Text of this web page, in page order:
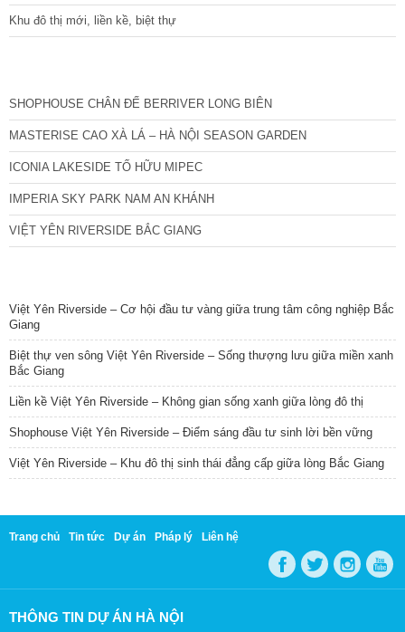
Khu đô thị mới, liền kề, biệt thự
SHOPHOUSE CHÂN ĐẾ BERRIVER LONG BIÊN
MASTERISE CAO XÀ LÁ – HÀ NỘI SEASON GARDEN
ICONIA LAKESIDE TỐ HỮU MIPEC
IMPERIA SKY PARK NAM AN KHÁNH
VIỆT YÊN RIVERSIDE BẮC GIANG
Việt Yên Riverside – Cơ hội đầu tư vàng giữa trung tâm công nghiệp Bắc
Giang
Biệt thự ven sông Việt Yên Riverside – Sống thượng lưu giữa miền xanh
Bắc Giang
Liền kề Việt Yên Riverside – Không gian sống xanh giữa lòng đô thị
Shophouse Việt Yên Riverside – Điểm sáng đầu tư sinh lời bền vững
Việt Yên Riverside – Khu đô thị sinh thái đẳng cấp giữa lòng Bắc Giang
Trang chủ Tin tức Dự án Pháp lý Liên hệ
THÔNG TIN DỰ ÁN HÀ NỘI